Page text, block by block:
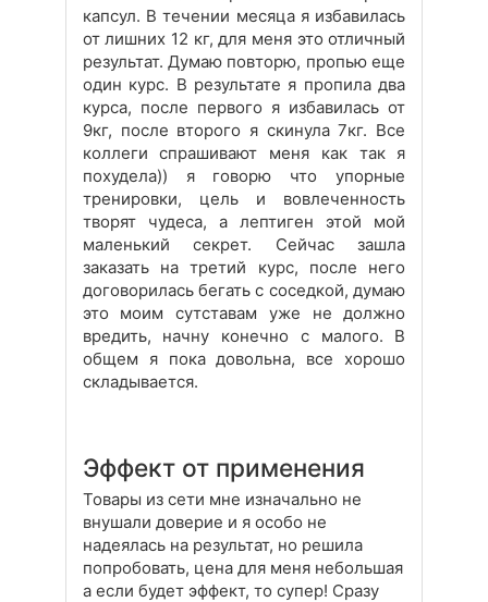
капсул. В течении месяца я избавилась
от лишних 12 кг, для меня это отличный
результат. Думаю повторю, пропью еще
один курс. В результате я пропила два
курса, после первого я избавилась от
9кг, после второго я скинула 7кг. Все
коллеги спрашивают меня как так я
похудела)) я говорю что упорные
тренировки, цель и вовлеченность
творят чудеса, а лептиген этой мой
маленький секрет. Сейчас зашла
заказать на третий курс, после него
договорилась бегать с соседкой, думаю
это моим сутставам уже не должно
вредить, начну конечно с малого. В
общем я пока довольна, все хорошо
складывается.
Эффект от применения
Товары из сети мне изначально не
внушали доверие и я особо не
надеялась на результат, но решила
попробовать, цена для меня небольшая
а если будет эффект, то супер! Сразу